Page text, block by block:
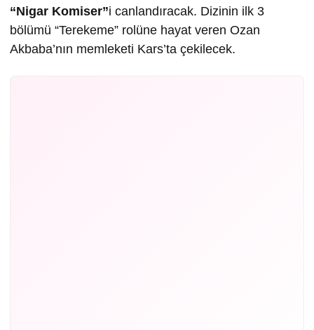
“Nigar Komiser”i canlandıracak. Dizinin ilk 3
bölümü “Terekeme” rolüne hayat veren Ozan
Akbaba’nın memleketi Kars’ta çekilecek.